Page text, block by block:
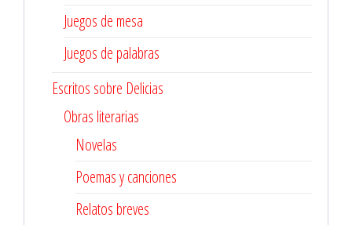
Juegos de mesa
Juegos de palabras
Escritos sobre Delicias
Obras literarias
Novelas
Poemas y canciones
Relatos breves